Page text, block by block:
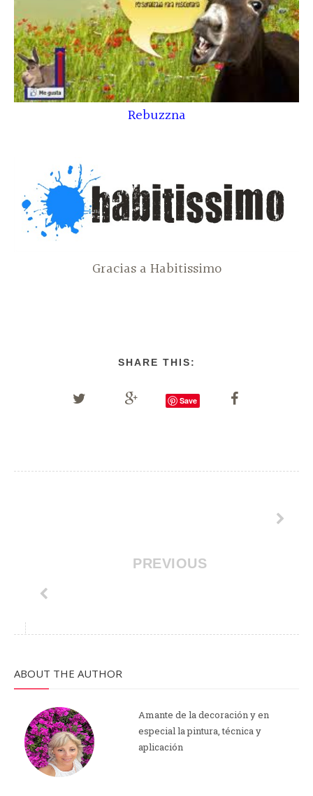
Rebuzzna
Gracias a Habitissimo
SHARE THIS:
Save
PREVIOUS
ABOUT THE AUTHOR
Amante de la decoración y en
especial la pintura, técnica y
aplicación